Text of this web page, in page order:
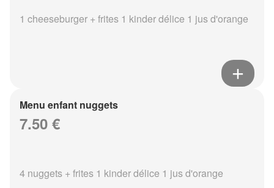
1 cheeseburger + frites 1 kinder délice 1 jus d'orange
Menu enfant nuggets
7.50 €
4 nuggets + frites 1 kinder délice 1 jus d'orange